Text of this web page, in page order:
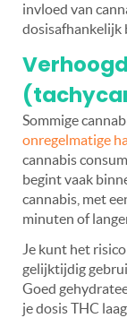
invloed van
dosisafhankelijk
Sommige
onregelmatige
cannabis
begint vaak
cannabis, met
minuten of
Je kunt het
gelijktijdig
Goed
je dosis THC